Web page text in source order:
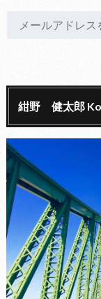
紺野 健太郎